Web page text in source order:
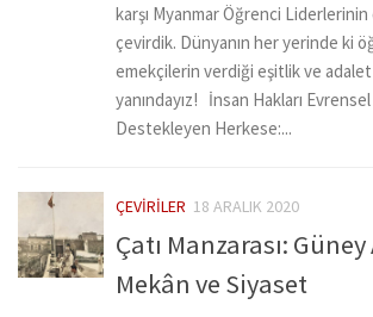
karşı Myanmar Öğrenci Liderlerinin
çevirdik. Dünyanın her yerinde ki
emekçilerin verdiği eşitlik ve
yanındayız! İnsan Hakları
Destekleyen Herkese:...
ÇEVIRILER 18 ARALIK 2020
Çatı Manzarası: Güney
Mekân ve Siyaset